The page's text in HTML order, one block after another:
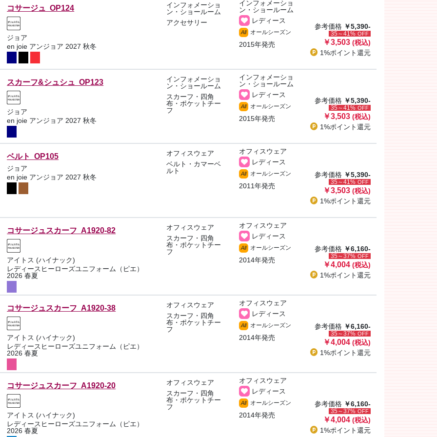
コサージュ OP124
ジョア
en joie アンジョア 2027 秋冬
インフォメーショ
ン・ショールーム
アクセサリー
インフォメーショ
ン・ショールーム
レディース
All オールシーズン
2015年発売
参考価格 ￥5,390-
35～41% OFF
￥3,503 (税込)
1%ポイント還元
スカーフ&シュシュ OP123
ジョア
en joie アンジョア 2027 秋冬
インフォメーショ
ン・ショールーム
スカーフ・四角
布・ポケットチー
フ
インフォメーショ
ン・ショールーム
レディース
All オールシーズン
2015年発売
参考価格 ￥5,390-
35～41% OFF
￥3,503 (税込)
1%ポイント還元
ベルト OP105
ジョア
en joie アンジョア 2027 秋冬
オフィスウェア
ベルト・カマーベ
ルト
オフィスウェア
レディース
All オールシーズン
2011年発売
参考価格 ￥5,390-
35～41% OFF
￥3,503 (税込)
1%ポイント還元
コサージュスカーフ A1920-82
アイトス (ハイナック)
レディースヒーローズユニフォーム（ピエ）
2026 春夏
オフィスウェア
スカーフ・四角
布・ポケットチー
フ
オフィスウェア
レディース
All オールシーズン
2014年発売
参考価格 ￥6,160-
35～37% OFF
￥4,004 (税込)
1%ポイント還元
コサージュスカーフ A1920-38
アイトス (ハイナック)
レディースヒーローズユニフォーム（ピエ）
2026 春夏
オフィスウェア
スカーフ・四角
布・ポケットチー
フ
オフィスウェア
レディース
All オールシーズン
2014年発売
参考価格 ￥6,160-
35～37% OFF
￥4,004 (税込)
1%ポイント還元
コサージュスカーフ A1920-20
アイトス (ハイナック)
レディースヒーローズユニフォーム（ピエ）
2026 春夏
オフィスウェア
スカーフ・四角
布・ポケットチー
フ
オフィスウェア
レディース
All オールシーズン
2014年発売
参考価格 ￥6,160-
35～37% OFF
￥4,004 (税込)
1%ポイント還元